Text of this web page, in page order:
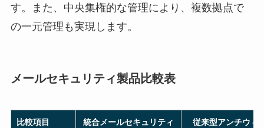
す。また、中央集権的な管理により、複数拠点で
の一元管理も実現します。
メールセキュリティ製品比較表
比較項目 統合メールセキュリティ 従来型アンチウィ